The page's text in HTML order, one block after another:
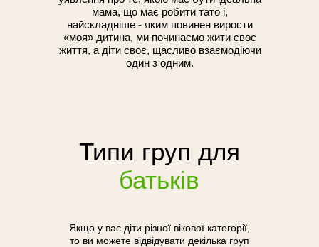
мама, що має робити тато і,
найскладніше - яким повинен вирости
«моя» дитина, ми починаємо жити своє
життя, а діти своє, щасливо взаємодіючи
один з одним.
Типи груп для
батьків
Якщо у вас діти різної вікової категорії,
то ви можете відвідувати декілька груп